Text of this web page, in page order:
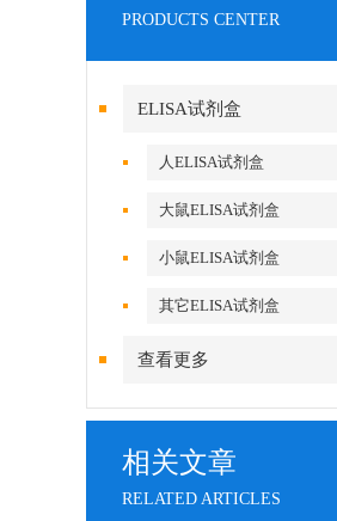
PRODUCTS CENTER
ELISA试剂盒
人ELISA试剂盒
大鼠ELISA试剂盒
小鼠ELISA试剂盒
其它ELISA试剂盒
查看更多
相关文章
RELATED ARTICLES